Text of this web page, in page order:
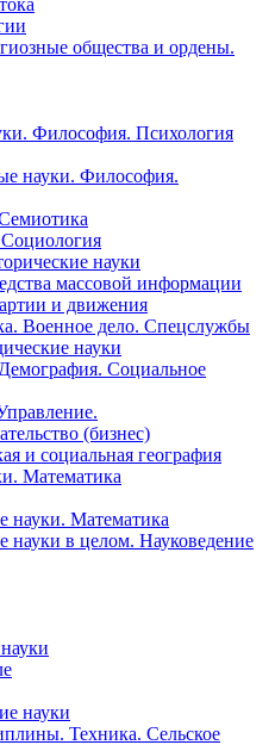
общества и ордены.
Философия. Психология
науки. Философия.
науки
массовой информации
и движения
Военное дело. Спецслужбы
науки
Социальное
(бизнес)
и социальная география
Математика
науки. Математика
науки в целом. Науковедение
науки
Техника. Сельское